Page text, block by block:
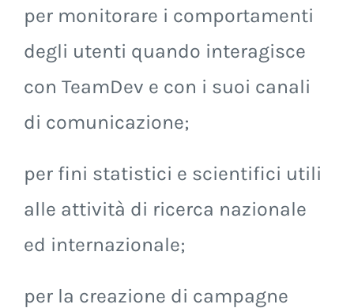
per monitorare i comportamenti
degli utenti quando interagisce
con TeamDev e con i suoi canali
di comunicazione;
per fini statistici e scientifici utili
alle attività di ricerca nazionale
ed internazionale;
per la creazione di campagne